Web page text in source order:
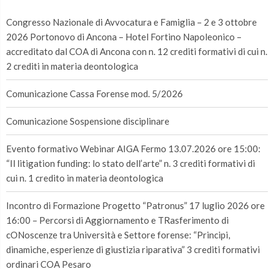
Congresso Nazionale di Avvocatura e Famiglia – 2 e 3 ottobre
2026 Portonovo di Ancona – Hotel Fortino Napoleonico –
accreditato dal COA di Ancona con n. 12 crediti formativi di cui n.
2 crediti in materia deontologica
Comunicazione Cassa Forense mod. 5/2026
Comunicazione Sospensione disciplinare
Evento formativo Webinar AIGA Fermo 13.07.2026 ore 15:00:
“Il litigation funding: lo stato dell’arte” n. 3 crediti formativi di
cui n. 1 credito in materia deontologica
Incontro di Formazione Progetto “Patronus” 17 luglio 2026 ore
16:00 – Percorsi di Aggiornamento e TRasferimento di
cONoscenze tra Università e Settore forense: “Principi,
dinamiche, esperienze di giustizia riparativa” 3 crediti formativi
ordinari COA Pesaro